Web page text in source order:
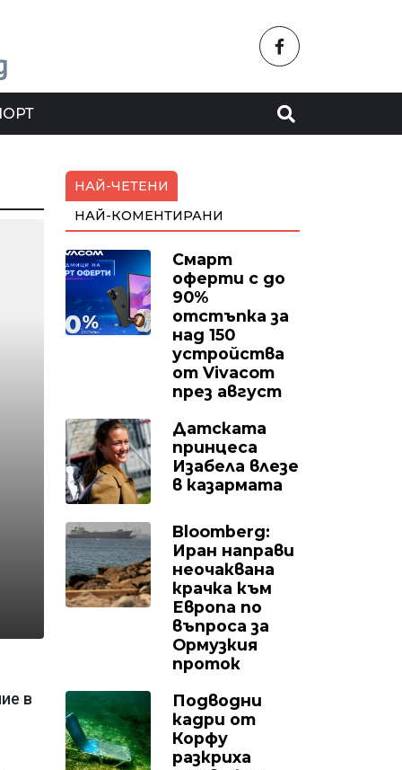
в
НАЙ-ЧЕТЕНИ
НАЙ-КОМЕНТИРАНИ
Смарт
оферти с до
90%
отстъпка за
над 150
устройства
от Vivacom
през август
Датската
принцеса
Изабела влезе
в казармата
Bloomberg:
Иран направи
неочаквана
крачка към
Европа по
въпроса за
Ормузкия
проток
Подводни
кадри от
Корфу
разкриха